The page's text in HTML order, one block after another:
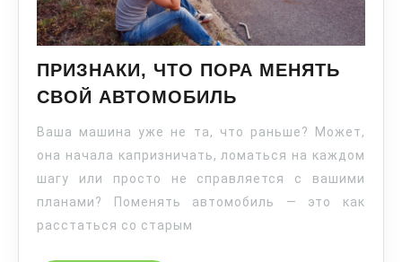
ПРИЗНАКИ, ЧТО ПОРА МЕНЯТЬ
СВОЙ АВТОМОБИЛЬ
Ваша машина уже не та, что раньше? Может,
она начала капризничать, ломаться на каждом
шагу или просто не справляется с вашими
планами? Поменять автомобиль — это как
расстаться со старым